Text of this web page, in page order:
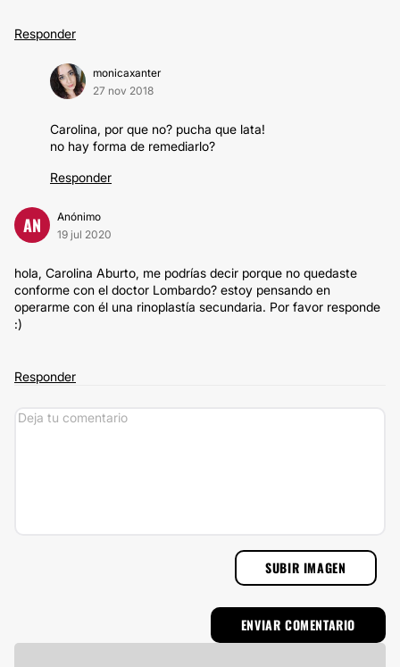
Responder
monicaxanter
27 nov 2018
Carolina, por que no? pucha que lata!
no hay forma de remediarlo?
Responder
AN
Anónimo
19 jul 2020
hola, Carolina Aburto, me podrías decir porque no quedaste
conforme con el doctor Lombardo? estoy pensando en
operarme con él una rinoplastía secundaria. Por favor responde
:)
Responder
SUBIR IMAGEN